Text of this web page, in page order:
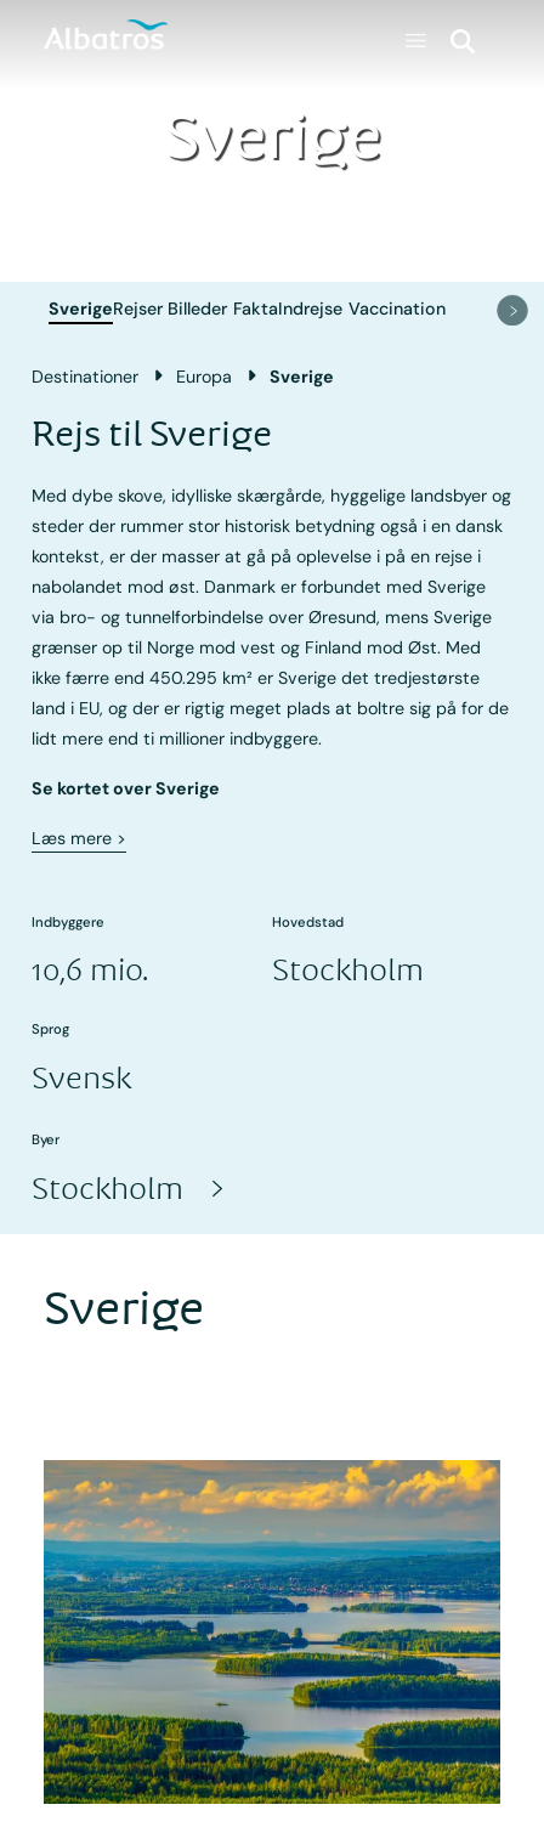
Sverige
SverigeRejser Billeder FaktaIndrejse Vaccination
Destinationer Europa Sverige
Rejs til Sverige
Med dybe skove, idylliske skærgårde, hyggelige landsbyer og
steder der rummer stor historisk betydning også i en dansk
kontekst, er der masser at gå på oplevelse i på en rejse i
nabolandet mod øst. Danmark er forbundet med Sverige
via bro- og tunnelforbindelse over Øresund, mens Sverige
grænser op til Norge mod vest og Finland mod Øst. Med
ikke færre end 450.295 km² er Sverige det tredjestørste
land i EU, og der er rigtig meget plads at boltre sig på for de
lidt mere end ti millioner indbyggere.
Se kortet over Sverige
Læs mere >
Indbyggere
10,6 mio.
Hovedstad
Stockholm
Sprog
Svensk
Byer
Stockholm
Sverige